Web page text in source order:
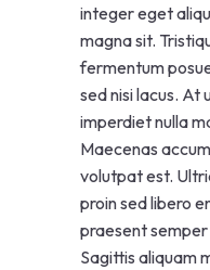
integer eget
magna sit.
fermentum
sed nisi lacus. At
imperdiet nulla
Maecenas
volutpat est.
proin sed libero
praesent
Sagittis aliquam